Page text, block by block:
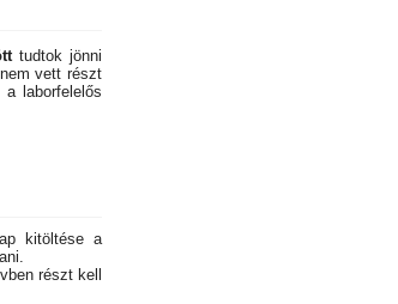
tudtok jönni
vett részt
laborfelelős
kitöltése a
részt kell